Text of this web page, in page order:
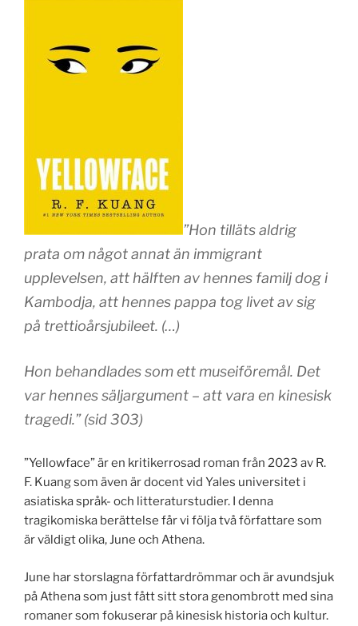
”Hon tilläts aldrig
prata om något annat än immigrant
upplevelsen, att hälften av hennes familj dog i
Kambodja, att hennes pappa tog livet av sig
på trettioårsjubileet. (…)
Hon behandlades som ett museiföremål. Det
var hennes säljargument – att vara en kinesisk
tragedi.” (sid 303)
”Yellowface” är en kritikerrosad roman från 2023 av R.
F. Kuang som även är docent vid Yales universitet i
asiatiska språk- och litteraturstudier. I denna
tragikomiska berättelse får vi följa två författare som
är väldigt olika, June och Athena.
June har storslagna författardrömmar och är avundsjuk
på Athena som just fått sitt stora genombrott med sina
romaner som fokuserar på kinesisk historia och kultur.